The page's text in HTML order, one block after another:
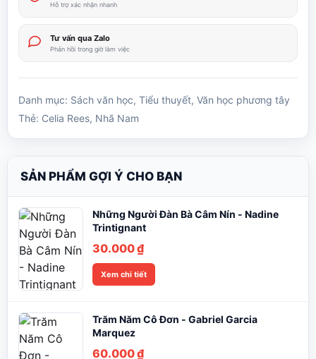
Hỗ trợ xác nhận nhanh
Tư vấn qua Zalo
Phản hồi trong giờ làm việc
Danh mục: Sách văn học, Tiểu thuyết, Văn học phương tây
Thẻ: Celia Rees, Nhã Nam
SẢN PHẨM GỢI Ý CHO BẠN
Những Người Đàn Bà Câm Nín - Nadine
Trintignant
30.000₫
Xem chi tiết
Trăm Năm Cô Đơn - Gabriel Garcia
Marquez
60.000₫